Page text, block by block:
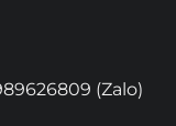
(Zalo)